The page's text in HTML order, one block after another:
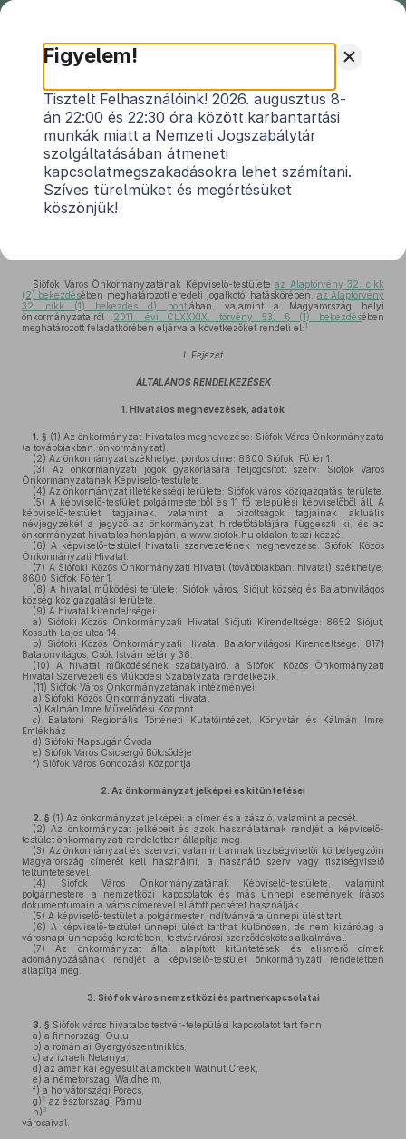
Siófok Város Önkormányzata
Képviselő-testületének 20/2024. (X.
10.) önkormányzati rendelete
az Önkormányzat Szervezeti és Működési
Szabályzatáról
Siófok Város Önkormányzatának Képviselő-testületeaz Alaptörvény 32. cikk
(2) bekezdésében meghatározott eredeti jogalkotói hatáskörében, az Alaptörvény
32. cikk (1) bekezdés d) pontjában, valamint a Magyarország helyi
önkormányzatairól
2011. évi CLXXXIX. törvény 53. § (1) bekezdésében
meghatározott feladatkörében eljárva a következőket rendeli el: 1
I. Fejezet
ÁLTALÁNOS RENDELKEZÉSEK
1. Hivatalos megnevezések, adatok
1. § (1) Az önkormányzat hivatalos megnevezése: Siófok Város Önkormányzata
(a továbbiakban: önkormányzat).
(2) Az önkormányzat székhelye, pontos címe: 8600 Siófok, Fő tér 1.
(3) Az önkormányzati jogok gyakorlására feljogosított szerv: Siófok Város
Önkormányzatának Képviselő-testülete.
(4) Az önkormányzat illetékességi területe: Siófok város közigazgatási területe.
(5) A képviselő-testület polgármesterből és 11 fő települési képviselőből áll. A
képviselő-testület tagjainak, valamint a bizottságok tagjainak aktuális
névjegyzékét a jegyző az önkormányzat hirdetőtáblájára függeszti ki, és az
önkormányzat hivatalos honlapján, a www.siofok.hu oldalon teszi közzé.
(6) A képviselő-testület hivatali szervezetének megnevezése: Siófoki Közös
Önkormányzati Hivatal.
(7) A Siófoki Közös Önkormányzati Hivatal (továbbiakban: hivatal) székhelye:
8600 Siófok Fő tér 1.
(8) A hivatal működési területe: Siófok város, Siójut község és Balatonvilágos
község közigazgatási területe.
(9) A hivatal kirendeltségei:
a) Siófoki Közös Önkormányzati Hivatal Siójuti Kirendeltsége: 8652 Siójut,
Kossuth Lajos utca 14.
b) Siófoki Közös Önkormányzati Hivatal Balatonvilágosi Kirendeltsége: 8171
Balatonvilágos, Csók István sétány 38.
(10) A hivatal működésének szabályairól a Siófoki Közös Önkormányzati
Hivatal Szervezeti és Működési Szabályzata rendelkezik.
(11) Siófok Város Önkormányzatának intézményei:
a) Siófoki Közös Önkormányzati Hivatal
b) Kálmán Imre Művelődési Központ
c) Balatoni Regionális Történeti Kutatóintézet, Könyvtár és Kálmán Imre
Emlékház
d) Siófoki Napsugár Óvoda
e) Siófok Város Csicsergő Bölcsődéje
f) Siófok Város Gondozási Központja
2. Az önkormányzat jelképei és kitüntetései
2. § (1) Az önkormányzat jelképei: a címer és a zászló, valamint a pecsét.
(2) Az önkormányzat jelképeit és azok használatának rendjét a képviselő-
testület önkormányzati rendeletben állapítja meg.
(3) Az önkormányzat és szervei, valamint annak tisztségviselői körbélyegzőin
Magyarország címerét kell használni, a használó szerv vagy tisztségviselő
feltüntetésével.
(4) Siófok Város Önkormányzatának Képviselő-testülete, valamint
polgármestere a nemzetközi kapcsolatok és más ünnepi események írásos
dokumentumain a város címerével ellátott pecsétet használják.
(5) A képviselő-testület a polgármester indítványára ünnepi ülést tart.
(6) A képviselő-testület ünnepi ülést tarthat különösen, de nem kizárólag a
városnapi ünnepség keretében, testvérvárosi szerződéskötés alkalmával.
(7) Az önkormányzat által alapított kitüntetések és elismerő címek
adományozásának rendjét a képviselő-testület önkormányzati rendeletben
állapítja meg.
3. Siófok város nemzetközi és partnerkapcsolatai
3. § Siófok város hivatalos testvér-települési kapcsolatot tart fenn
a) a finnországi Oulu,
b) a romániai Gyergyószentmiklós,
c) az izraeli Netanya,
d) az amerikai egyesült államokbeli Walnut Creek,
e) a németországi Waldheim,
f) a horvátországi Porecs,
g) 2 az észtországi Pärnu
h) 3
városaival.
+
Figyelem!
Tisztelt Felhasználóink! 2026. augusztus 8-
án 22:00 és 22:30 óra között karbantartási
munkák miatt a Nemzeti Jogszabálytár
szolgáltatásában átmeneti
kapcsolatmegszakadásokra lehet számítani.
Szíves türelmüket és megértésüket
köszönjük!